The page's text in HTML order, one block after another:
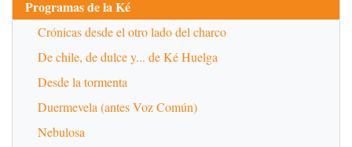
Programas de la Ké
Crónicas desde el otro lado del charco
De chile, de dulce y... de Ké Huelga
Desde la tormenta
Duermevela (antes Voz Común)
Nebulosa